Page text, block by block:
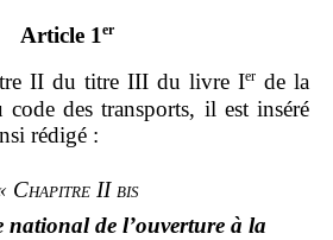
Article 1er
II du titre III du livre Ier de la
des transports, il est inséré
rédigé :
Chapitre II bis
national de l’ouverture à la